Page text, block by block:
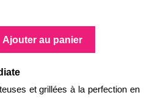
Ajouter au panier
et grillées à la perfection en